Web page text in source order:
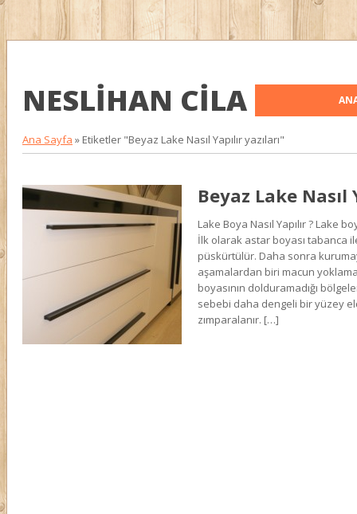
NESLIHAN CILA
Ana Sayfa » Etiketler "Beyaz Lake Nasıl Yapılır yazıları"
Beyaz Lake Nasıl
Lake Boya Nasıl Yapılır ? Lake
İlk olarak astar boyası tabanca
püskürtülür. Daha sonra
aşamalardan biri macun
boyasının dolduramadığı
sebebi daha dengeli bir yüzey
zımparalanır. […]